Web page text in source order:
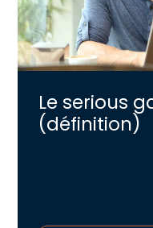
Le serious
(définition)